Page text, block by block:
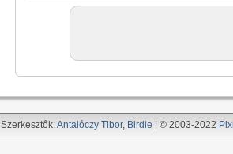
Szerkesztők:Antalóczy Tibor, Birdie | © 2003-2022